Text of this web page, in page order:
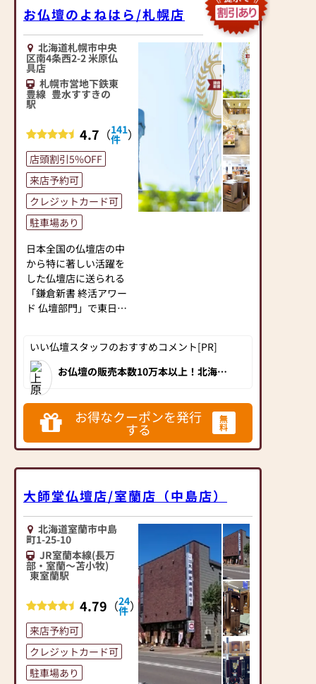
テイストを織り交ぜた
モダン仏壇、伝統的工
芸品のような格調高い
仏壇まで、幅広くご用
意しています。
「実は仏壇の種類は想
像以上に豊富。お客様
には納得してお買い上
げ頂きたい」。
そんな想いから、店内
に揃えた仏壇とそれ以
外の仏壇に関しては、
商品カタログを使って
説明しています。
念珠の品数は十勝管内
でも最大級の品揃え。
念珠の修理はもちろ
ん、お好みの玉を組み
合わせて自分だけのオ
リジナル念珠もつくる
また、線香、ローソク
もスタンダードな商品
から現代的な商品をご
用意。
贈答用から普段使いま
で、お客様のお好みに
できます。
りにくさを払拭した
気軽にゆっくり商品を
選んで頂けるよう商品
を選択。清潔で見やす
い店舗設計を心がけて
「仏具はわからない事
が多い世界」。たち佛
具店では、仏具の1～10
までいつでもご説明致
します。もちろん、ご
お仏壇のよねはら/札幌店
北海道札幌市中央
区南4条西2-2 米原仏
具店
札幌市営地下鉄東
豊線 豊水すすきの
駅
4.7 （141
件 ）
店頭割引5%OFF
来店予約可
クレジットカード可
駐車場あり
日本全国の仏壇店の中
から特に著しい活躍を
した仏壇店に送られる
「鎌倉新書 終活アワー
ド 仏壇部門」で東日本
日頃ご利用いただいて
いるお客様に感謝する
と共にこれからも地域
一番店を目指し、お客
様に選ばれるサービス
を提供出来るよう努め
てまいります！
北海道の地で、創業128
本と圧倒的な品揃え。
明治30年の創業以来、
お客様には親しみを込
めて「よねはらさん」
と呼んでいただき、今
日までに10万本を超え
いりました。
現代では仏事や供養に
ついての知識や経験が
ない方がほとんどで
す。
地域の伝統や風習は
いい仏壇スタッフのおすすめコメント[PR]
お仏壇の販売本数10万本以上！北海道
に渡り地域の方に選ばれてきました。実
績に裏打ちされた品質・価格・展示数・
アフターサポート、全てが全国でもトッ
プクラス。東豊線「豊水すすきの」駅、
南北線「すすきの」駅より歩いてすぐ。
北海道にお住いの方には是非訪問してい
お得なクーポンを発行
する
無
料
大師堂仏壇店/室蘭店（中島店）
北海道室蘭市中島
町1-25-10
JR室蘭本線(長万
部・室蘭～苫小牧)
東室蘭駅
4.79 （24
件）
来店予約可
クレジットカード可
駐車場あり